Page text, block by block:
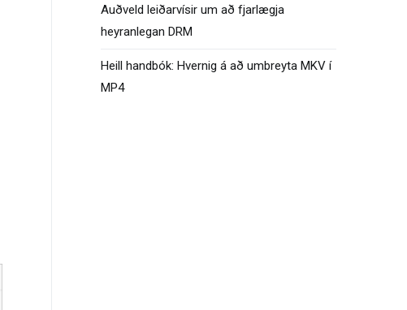
Auðveld leiðarvísir um að fjarlægja
heyranlegan DRM
Heill handbók: Hvernig á að umbreyta MKV í
MP4